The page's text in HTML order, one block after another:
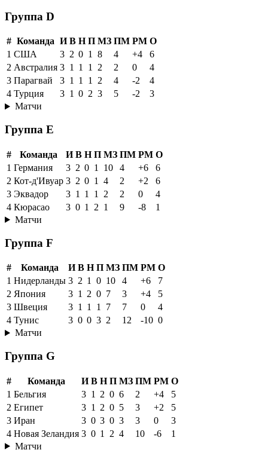
Группа D
# Команда И В Н П МЗ ПМ РМ О
1 США 3 2 0 1 8 4 +4
6
2 Австралия 3 1 1 1 2 2 0
4
3 Парагвай 3 1 1 1 2 4 -2
4
4 Турция 3 1 0 2 3 5 -2
3
Матчи
Группа E
# Команда И В Н П МЗ ПМ РМ О
1 Германия 3 2 0 1 10 4 +6
6
2 Кот-д'Ивуар 3 2 0 1 4 2 +2
6
3 Эквадор 3 1 1 1 2 2 0
4
4 Кюрасао 3 0 1 2 1 9 -8
1
Матчи
Группа F
# Команда И В Н П МЗ ПМ РМ О
1 Нидерланды 3 2 1 0 10 4 +6
7
2 Япония 3 1 2 0 7 3 +4
5
3 Швеция 3 1 1 1 7 7 0
4
4 Тунис 3 0 0 3 2 12 -10 0
Матчи
Группа G
# Команда И В Н П МЗ ПМ РМ О
1 Бельгия 3 1 2 0 6 2 +4
5
2 Египет 3 1 2 0 5 3 +2
5
3 Иран 3 0 3 0 3 3 0
3
4 Новая Зеландия 3 0 1 2 4 10 -6
1
Матчи